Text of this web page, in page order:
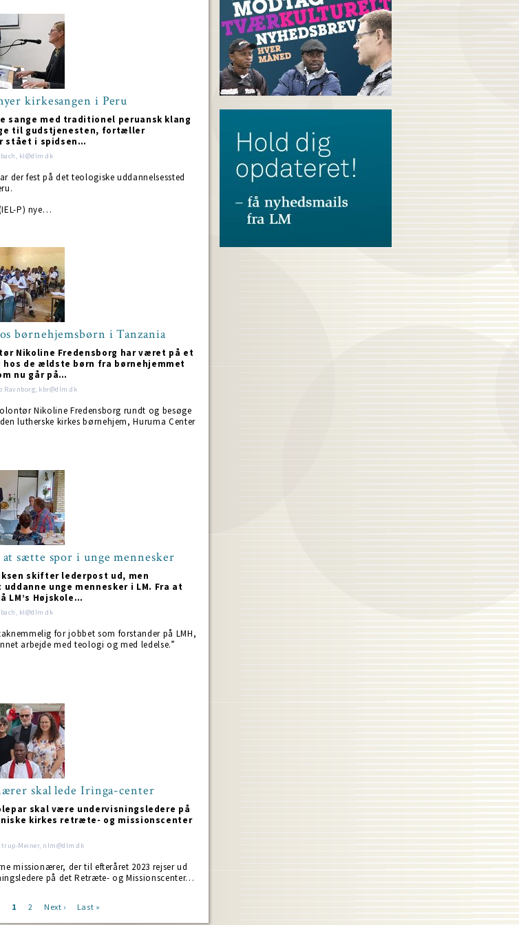
kirkesangen i Peru
sange med traditionel peruansk klang
til gudstjenesten, fortæller
stået i spidsen…
kl@dlm.dk
der fest på det teologiske uddannelsessted
P) nye…
børnehjemsbørn i Tanzania
Nikoline Fredensborg har været på et
hos de ældste børn fra børnehjemmet
nu går på…
kbr@dlm.dk
Nikoline Fredensborg rundt og besøge
lutherske kirkes børnehjem, Huruma Center
sætte spor i unge mennesker
skifter lederpost ud, men
unge mennesker i LM. Fra at
LM’s Højskole…
kl@dlm.dk
for jobbet som forstander på LMH,
arbejde med teologi og med ledelse.”
skal lede Iringa-center
skal være undervisningsledere på
kirkes retræte- og missionscenter
Meiner, nlm@dlm.dk
missionærer, der til efteråret 2023 rejser ud
på det Retræte- og Missionscenter…
Current
1 Page
2
Next
Next ›
Last
Last »